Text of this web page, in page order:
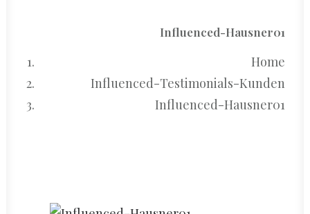
Influenced-Hausner01
Home
Influenced-Testimonials-Kunden
Influenced-Hausner01